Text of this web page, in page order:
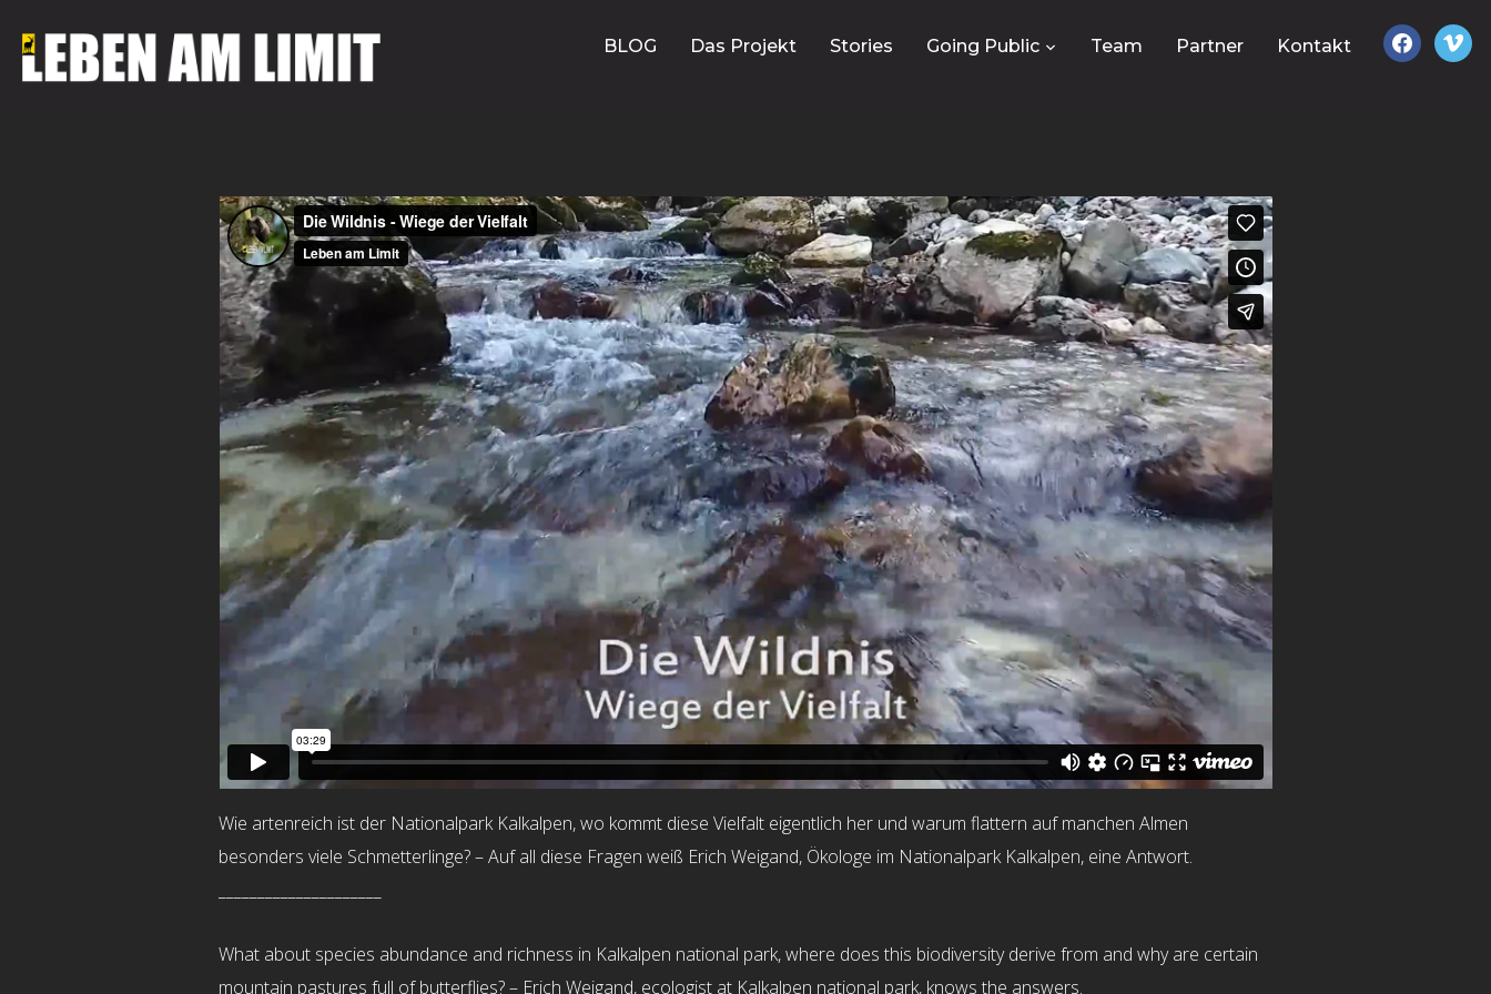
facebook
vimeo
BLOG Das Projekt Stories Going Public Team Partner Kontakt
Wie artenreich ist der Nationalpark Kalkalpen, wo kommt diese Vielfalt eigentlich her und warum flattern auf manchen Almen
besonders viele Schmetterlinge? – Auf all diese Fragen weiß Erich Weigand, Ökologe im Nationalpark Kalkalpen, eine Antwort.
What about species abundance and richness in Kalkalpen national park, where does this biodiversity derive from and why are certain
mountain pastures full of butterflies? – Erich Weigand, ecologist at Kalkalpen national park, knows the answers.